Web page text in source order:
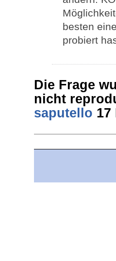
besten
probiert
Die Frage
nicht
saputello 17